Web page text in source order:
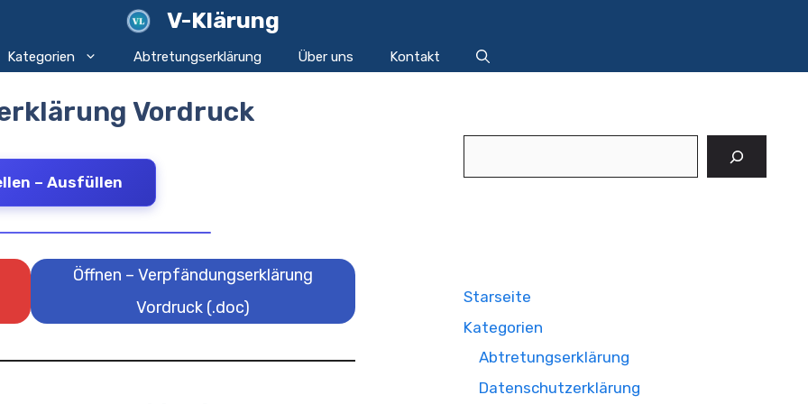
V-Klärung
Kategorien Abtretungserklärung Über uns Kontakt
Vordruck
– Ausfüllen
Öffnen – Verpfändungserklärung
Vordruck (.doc)
Starseite
Kategorien
Abtretungserklärung
Datenschutzerklärung